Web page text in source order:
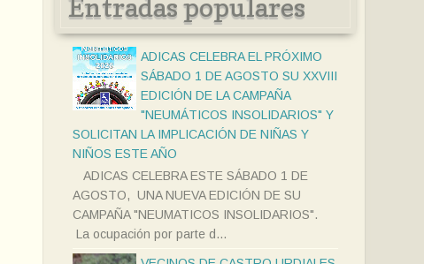
Entradas populares
ADICAS CELEBRA EL PRÓXIMO
SÁBADO 1 DE AGOSTO SU XXVIII
EDICIÓN DE LA CAMPAÑA
"NEUMÁTICOS INSOLIDARIOS" Y
SOLICITAN LA IMPLICACIÓN DE NIÑAS Y
NIÑOS ESTE AÑO
ADICAS CELEBRA ESTE SÁBADO 1 DE
AGOSTO, UNA NUEVA EDICIÓN DE SU
CAMPAÑA "NEUMATICOS INSOLIDARIOS".
La ocupación por parte d...